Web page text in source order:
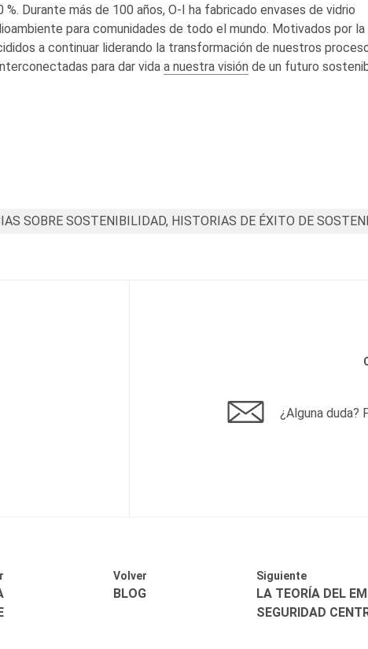
Durante más de 100 años, O-I
ha fabricado envases de vidrio
para comunidades de todo el mundo. Motivados por la
a continuar liderando la transformación de nuestros
para dar vida a nuestra visión de un futuro
SOBRE SOSTENIBILIDAD, HISTORIAS DE ÉXITO DE
¿Alguna duda?
Volver
BLOG
Siguiente
LA TEORÍA DEL
SEGURIDAD